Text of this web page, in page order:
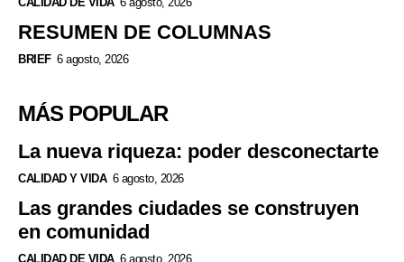
RESUMEN DE COLUMNAS
BRIEF 6 agosto, 2026
MÁS POPULAR
La nueva riqueza: poder desconectarte
CALIDAD Y VIDA 6 agosto, 2026
Las grandes ciudades se construyen
en comunidad
CALIDAD DE VIDA 6 agosto, 2026